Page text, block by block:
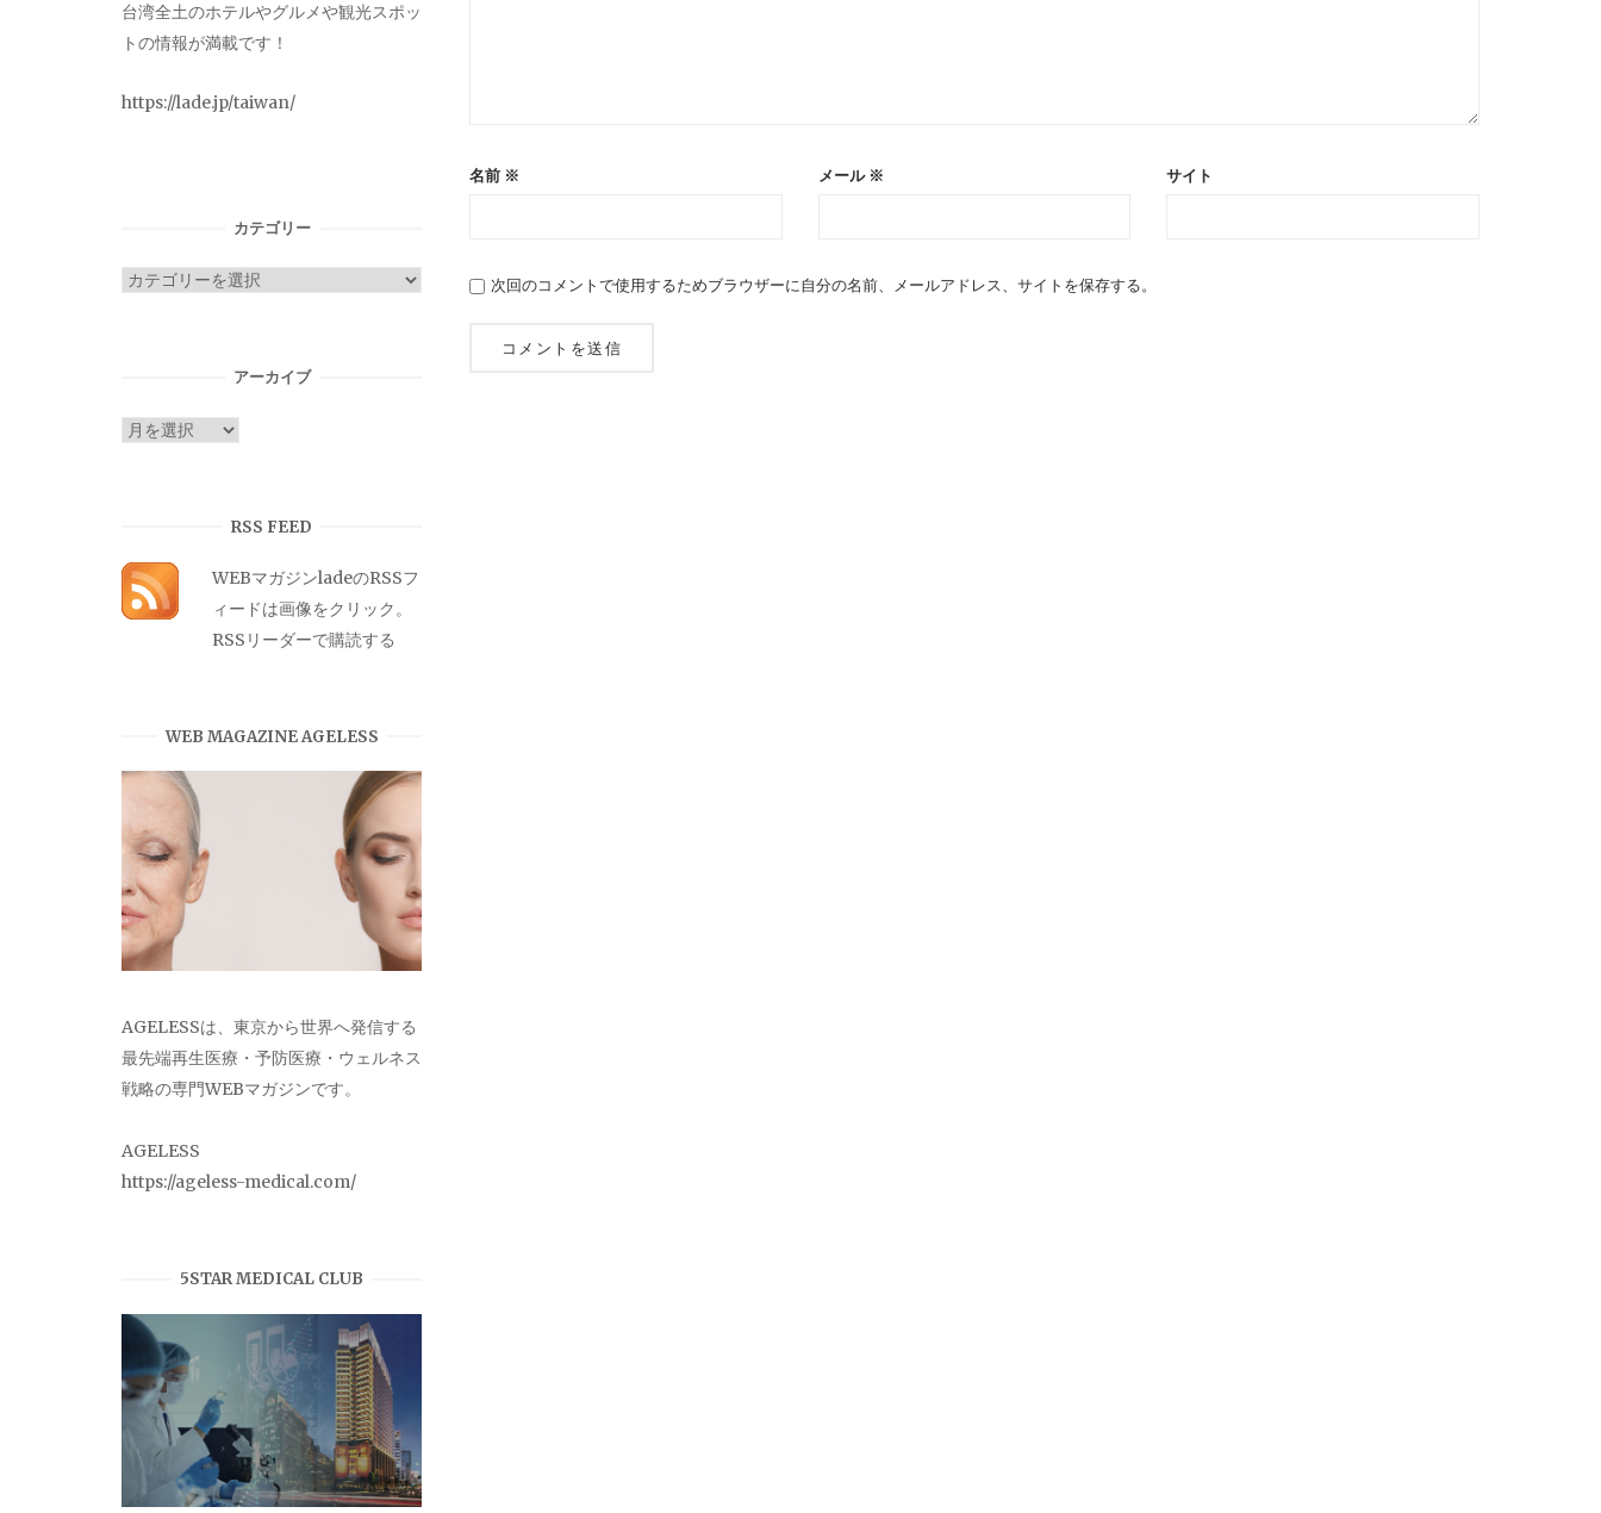
名前 ※ メール ※ サイト
次回のコメントで使用するためブラウザーに自分の名前、メールアドレス、サイトを保存する。
台湾全土のホテルやグルメや観光スポッ
トの情報が満載です！
https://lade.jp/taiwan/
カテゴリー
カ
アーカイブ
ア
RSS FEED
WEBマガジンladeのRSSフ
ィードは画像をクリック。
RSSリーダーで購読する
WEB MAGAZINE AGELESS
AGELESSは、東京から世界へ発信する
最先端再生医療・予防医療・ウェルネス
戦略の専門WEBマガジンです。
AGELESS
https://ageless-medical.com/
5STAR MEDICAL CLUB